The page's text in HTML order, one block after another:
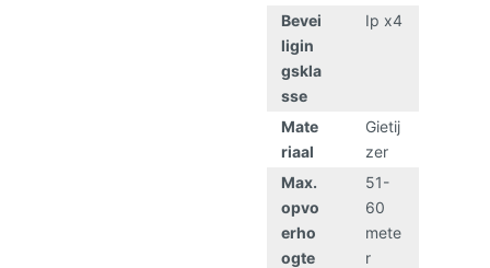
Bevei
ligin
gskla
sse
Ip x4
Mate
riaal
Gietij
zer
Max.
opvo
erho
ogte
51-
60
mete
r